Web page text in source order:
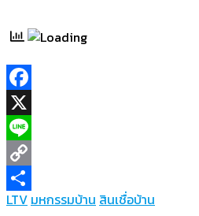
Facebook
X
Line
Copy
Link
Share
LTV มหกรรมบ้าน สินเชื่อบ้าน